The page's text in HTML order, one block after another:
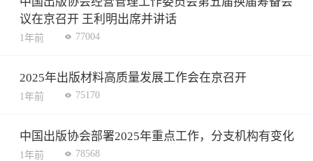
议在京召开 王利明出席并讲话
1年前 77004
2025年出版材料高质量发展工作会在京召开
1年前 75170
中国出版协会部署2025年重点工作，分支机构有变化
1年前 78568